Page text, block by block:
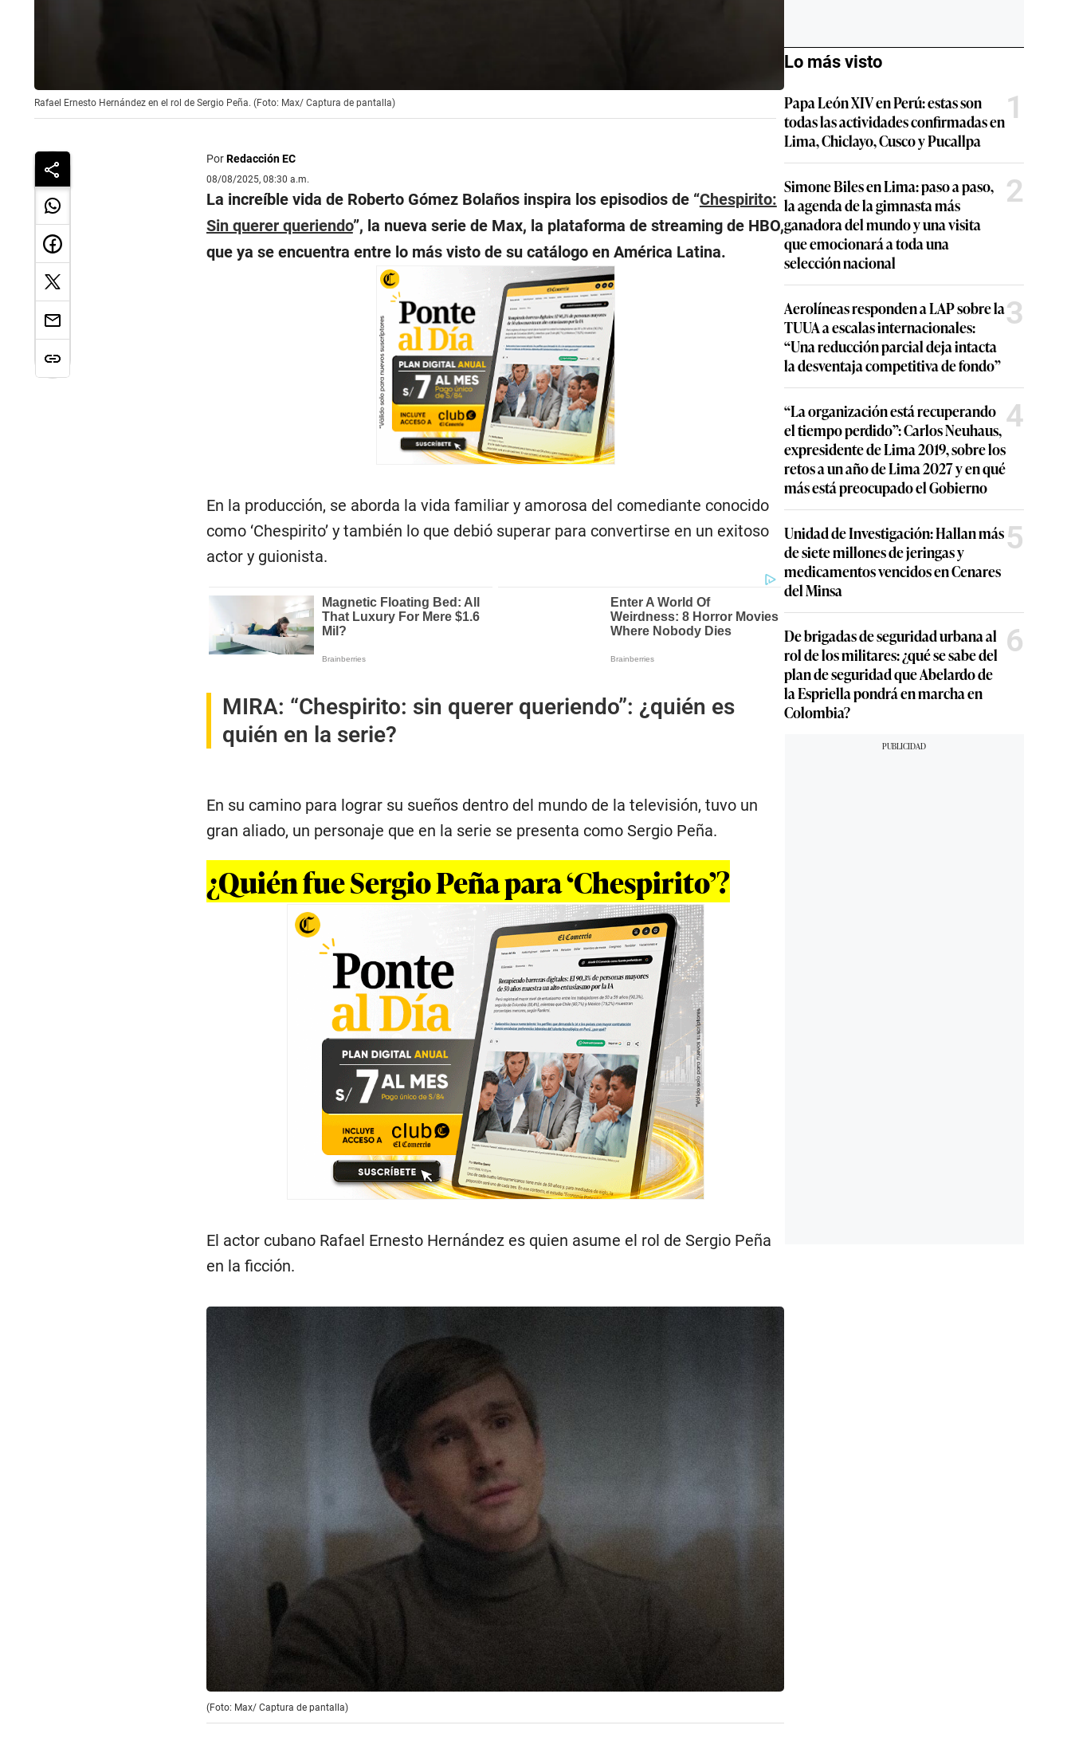
Rafael Ernesto Hernández en el rol de Sergio Peña. (Foto: Max/ Captura de pantalla)
PorRedacción EC
08/08/2025, 08:30 a.m.
La increíble vida de Roberto Gómez Bolaños inspira los episodios de “Chespirito:
Sin querer queriendo”, la nueva serie de Max, la plataforma de streaming de HBO,
que ya se encuentra entre lo más visto de su catálogo en América Latina.
En la producción, se aborda la vida familiar y amorosa del comediante conocido
como ‘Chespirito’ y también lo que debió superar para convertirse en un exitoso
actor y guionista.
MIRA: “Chespirito: sin querer queriendo”: ¿quién es
quién en la serie?
En su camino para lograr su sueños dentro del mundo de la televisión, tuvo un
gran aliado, un personaje que en la serie se presenta como Sergio Peña.
¿Quién fue Sergio Peña para ‘Chespirito’?
El actor cubano Rafael Ernesto Hernández es quien asume el rol de Sergio Peña
en la ficción.
(Foto: Max/ Captura de pantalla)
Lo más visto
Papa León XIV en Perú: estas son
todas las actividades confirmadas en
Lima, Chiclayo, Cusco y Pucallpa
1
Simone Biles en Lima: paso a paso,
la agenda de la gimnasta más
ganadora del mundo y una visita
que emocionará a toda una
selección nacional
2
Aerolíneas responden a LAP sobre la
TUUA a escalas internacionales:
“Una reducción parcial deja intacta
la desventaja competitiva de fondo”
3
“La organización está recuperando
el tiempo perdido”: Carlos Neuhaus,
expresidente de Lima 2019, sobre los
retos a un año de Lima 2027 y en qué
más está preocupado el Gobierno
4
Unidad de Investigación: Hallan más
de siete millones de jeringas y
medicamentos vencidos en Cenares
del Minsa
5
De brigadas de seguridad urbana al
rol de los militares: ¿qué se sabe del
plan de seguridad que Abelardo de
la Espriella pondrá en marcha en
Colombia?
6